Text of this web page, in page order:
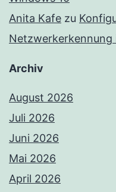
Anita Kafe zu
Netzwerkerkennung
Archiv
August 2026
Juli 2026
Juni 2026
Mai 2026
April 2026